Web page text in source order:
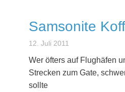
Samsonite
12. Juli 2011
Wer öfters auf Flughäfen
Strecken zum Gate,
sollte